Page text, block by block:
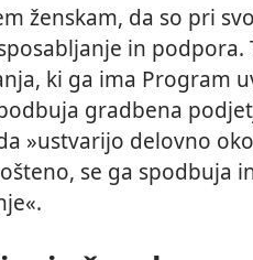
ženskam, da so pri
in podpora.
ki ga ima Program
gradbena
»ustvarijo delovno
se ga spodbuja